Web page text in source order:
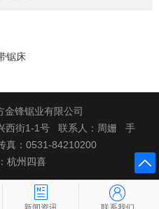
锯床
锋锯业有限公司
西街1-1号 联系人：周姗 手
真：0531-84210200
杭州四喜 
 